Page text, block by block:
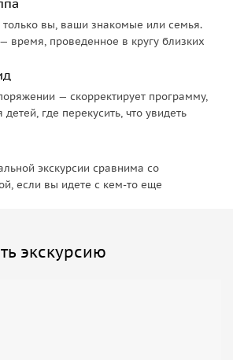
только вы, ваши знакомые или семья.
время, проведенное в кругу близких
— скорректирует программу,
где перекусить, что увидеть
экскурсии сравнима со
если вы идете с кем-то еще
экскурсию